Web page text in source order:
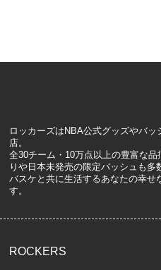
ロッカーズはNBA公式グッズやバ
店。
全30チーム・10万点以上の豊富な
りや日本未発売の限定バッシュも多
バスケと共に生活するあなたの幸せ
す。
ROCKERS